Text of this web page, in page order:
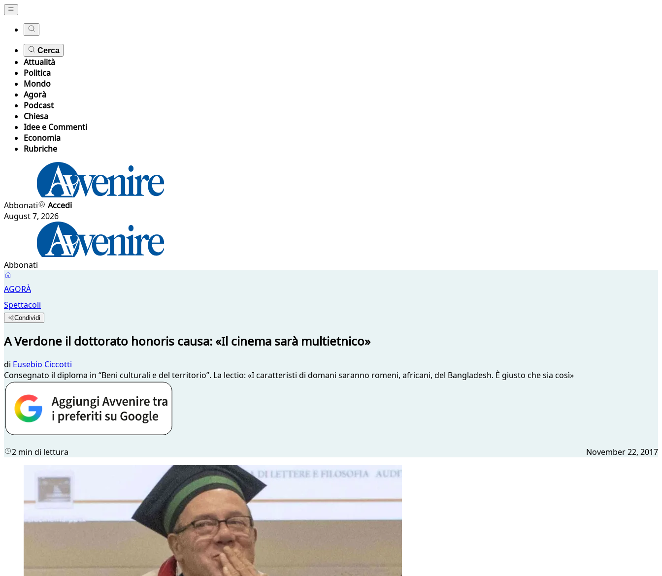
Cerca
Attualità
Politica
Mondo
Agorà
Podcast
Chiesa
Idee e Commenti
Economia
Rubriche
Abbonati
Accedi
August 7, 2026
Abbonati
AGORÀ
Spettacoli
Condividi
A Verdone il dottorato honoris causa: «Il cinema sarà multietnico»
di Eusebio Ciccotti
Consegnato il diploma in “Beni culturali e del territorio”. La lectio: «I caratteristi di domani saranno romeni, africani, del Bangladesh. È giusto che sia così»
2 min di lettura November 22, 2017